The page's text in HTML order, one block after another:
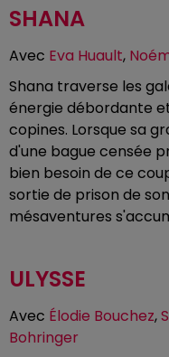
SHANA
Avec Eva Huault,
Shana traverse les
énergie débordante
copines. Lorsque sa
d'une bague censée
bien besoin de ce
sortie de prison de
mésaventures
ULYSSE
Avec Élodie Bouchez,
Bohringer